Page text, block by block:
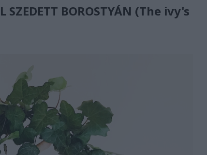
SZEDETT BOROSTYÁN (The ivy's